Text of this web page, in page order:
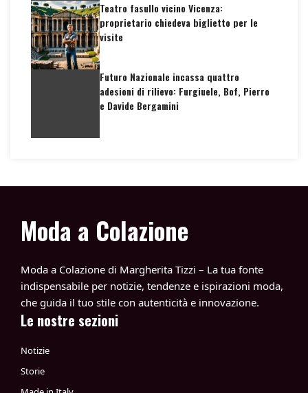
Teatro fasullo vicino Vicenza:
proprietario chiedeva biglietto per le
visite
Futuro Nazionale incassa quattro
adesioni di rilievo: Furgiuele, Bof, Pierro
e Davide Bergamini
Moda a Colazione
Moda a Colazione di Margherita Tizzi – La tua fonte
indispensabile per notizie, tendenze e ispirazioni moda,
che guida il tuo stile con autenticità e innovazione.
Le nostre sezioni
Notizie
Storie